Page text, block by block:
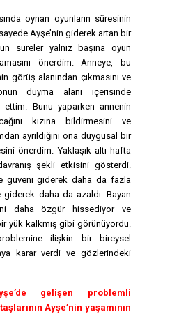
oynan oyunların süresinin
sayede Ayşe’nin giderek artan bir
süreler yalnız başına oyun
önerdim. Anneye, bu
görüş alanından çıkmasını ve
duyma alanı içerisinde
ettim. Bunu yaparken annenin
kızına bildirmesini ve
ayrıldığını ona duygusal bir
önerdim. Yaklaşık altı hafta
şekli etkisini gösterdi.
güveni giderek daha da fazla
giderek daha da azaldı. Bayan
daha özgür hissediyor ve
yük kalkmış gibi görünüyordu.
ilişkin bir bireysel
karar verdi ve gözlerindeki
gelişen problemli
Ayşe’nin yaşamının